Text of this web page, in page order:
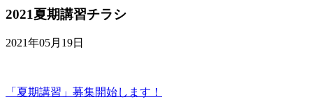
2021夏期講習チラシ
2021年05月19日
「夏期講習」募集開始します！